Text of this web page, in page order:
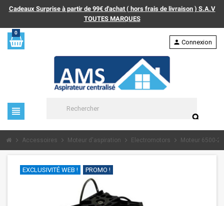
Cadeaux Surprise à partir de 99€ d'achat ( hors frais de livraison ) S.A.V
TOUTES MARQUES
0
view_headline
search
person Connexion
chevron_right Accessoires chevron_right Moteur d'aspiration chevron_right Electromotors chevron_right Moteur 6500-
EXCLUSIVITÉ WEB ! PROMO !